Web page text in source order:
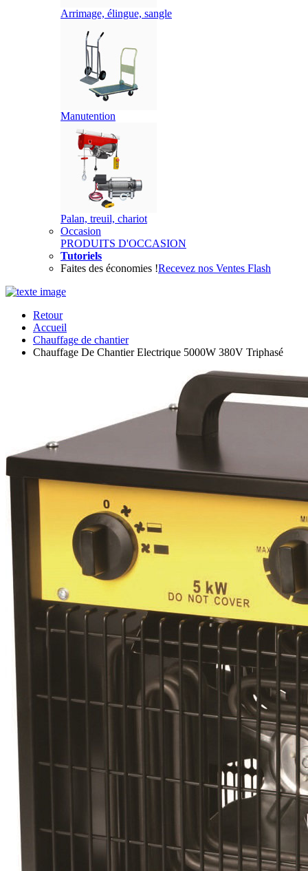
Arrimage, élingue, sangle
Manutention
Palan, treuil, chariot
Occasion
PRODUITS D'OCCASION
Tutoriels
Faites des économies !Recevez nos Ventes Flash
Retour
Accueil
Chauffage de chantier
Chauffage De Chantier Electrique 5000W 380V Triphasé